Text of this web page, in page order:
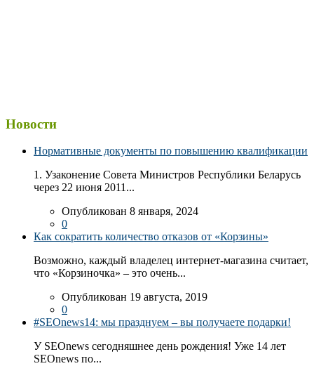
Новости
Нормативные документы по повышению квалификации
1. Узаконение Совета Министров Республики Беларусь
через 22 июня 2011...
Опубликован 8 января, 2024
0
Как сократить количество отказов от «Корзины»
Возможно, каждый владелец интернет-магазина считает,
что «Корзиночка» – это очень...
Опубликован 19 августа, 2019
0
#SEOnews14: мы празднуем – вы получаете подарки!
У SEOnews сегодняшнее день рождения! Уже 14 лет
SEOnews по...